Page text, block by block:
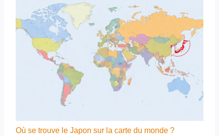
Où se trouve le Japon sur la carte du monde ?